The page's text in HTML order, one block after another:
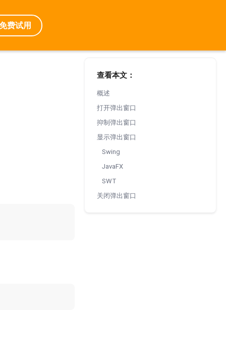
费试用
查看本文：
概述
打开弹出窗口
抑制弹出窗口
显示弹出窗口
Swing
JavaFX
SWT
关闭弹出窗口